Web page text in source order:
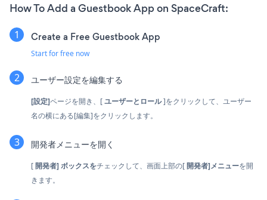
How To Add a Guestbook App on SpaceCraft:
Create a Free Guestbook App
Start for free now
ユーザー設定を編集する
[設定]ページを開き、[ユーザーとロール]をクリックして、ユーザー
名の横にある[編集]をクリックします。
開発者メニューを開く
[開発者] ボックスをチェックして、画面上部の[開発者]メニューを開
きます。